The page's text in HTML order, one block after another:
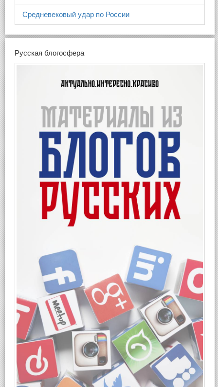
Средневековый удар по России
Русская блогосфера